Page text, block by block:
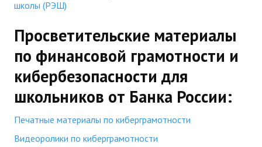
школы (РЭШ)
Просветительские материалы
по финансовой грамотности и
кибербезопасности для
школьников от Банка России:
Печатные материалы по киберграмотности
Видеоролики по киберграмотности